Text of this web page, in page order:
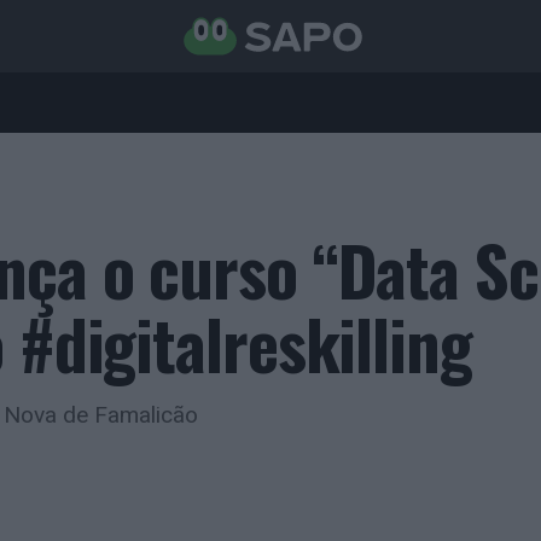
o curso “Data
#digitalreskilling
de Famalicão